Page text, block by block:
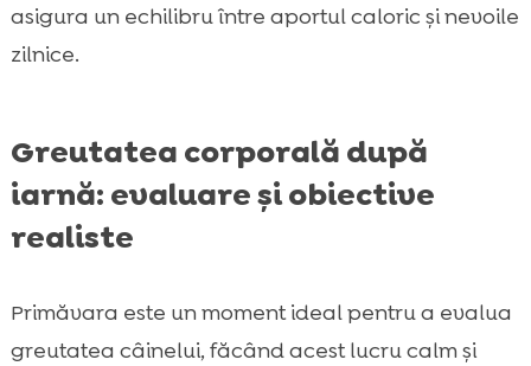
asigura un echilibru între aportul caloric și nevoile
zilnice.
Greutatea corporală după
iarnă: evaluare și obiective
realiste
Primăvara este un moment ideal pentru a evalua
greutatea câinelui, făcând acest lucru calm și